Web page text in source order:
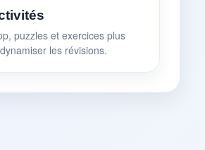
puzzles et exercices plus
les révisions.